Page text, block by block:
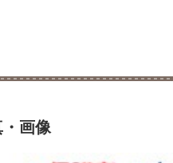
画像